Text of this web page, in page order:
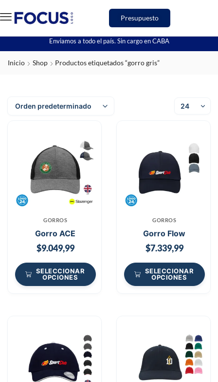
Presupuesto
Enviamos a todo el país. Sin cargo en CABA
Inicio Shop Productos etiquetados “gorro gris”
GORROS
Gorro ACE
$9.049,99
SELECCIONAR
OPCIONES
GORROS
Gorro Flow
$7.339,99
SELECCIONAR
OPCIONES